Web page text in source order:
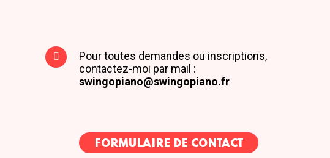
Pour toutes demandes ou inscriptions,
contactez-moi par mail :
swingopiano@swingopiano.fr
FORMULAIRE DE CONTACT